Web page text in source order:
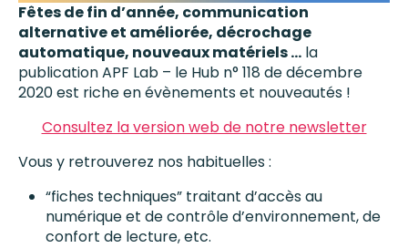
Fêtes de fin d’année, communication
alternative et améliorée, décrochage
automatique, nouveaux matériels… la
publication APF Lab – le Hub n° 118 de décembre
2020 est riche en évènements et nouveautés !
Consultez la version web de notre newsletter
Vous y retrouverez nos habituelles :
“fiches techniques” traitant d’accès au
numérique et de contrôle d’environnement, de
confort de lecture, etc.